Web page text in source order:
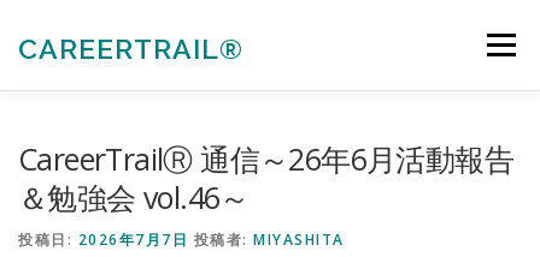
CAREERTRAIL® メニュー
CareerTrailⓇ 通信～26年6月活動報告
＆勉強会 vol.46～
投稿日: 2026年7月7日 投稿者: MIYASHITA